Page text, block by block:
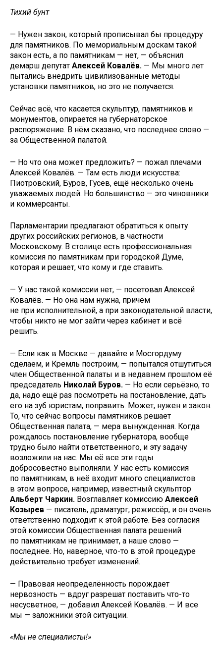
Тихий бунт
— Нужен закон, который прописывал бы процедуру
для памятников. По мемориальным доскам такой
закон есть, а по памятникам — нет, — объяснил
демарш депутат Алексей Ковалёв. — Мы много лет
пытались внедрить цивилизованные методы
установки памятников, но это не получается.
Сейчас всё, что касается скульптур, памятников и
монументов, опирается на губернаторское
распоряжение. В нём сказано, что последнее слово —
за Общественной палатой.
— Но что она может предложить? — пожал плечами
Алексей Ковалёв. — Там есть люди искусства:
Пиотровский, Буров, Гусев, ещё несколько очень
уважаемых людей. Но большинство — это чиновники
и коммерсанты.
Парламентарии предлагают обратиться к опыту
других российских регионов, в частности
Московскому. В столице есть профессиональная
комиссия по памятникам при городской Думе,
которая и решает, что кому и где ставить.
— У нас такой комиссии нет, — посетовал Алексей
Ковалёв. — Но она нам нужна, причём
не при исполнительной, а при законодательной власти,
чтобы никто не мог зайти через кабинет и всё
решить.
— Если как в Москве — давайте и Мосгордуму
сделаем, и Кремль построим, — попытался отшутиться
член Общественной палаты и в недавнем прошлом её
председатель Николай Буров. — Но если серьёзно, то
да, надо ещё раз посмотреть на постановление, дать
его на зуб юристам, поправить. Может, нужен и закон.
То, что сейчас вопросы памятников решает
Общественная палата, — мера вынужденная. Когда
рождалось постановление губернатора, вообще
трудно было найти ответственного, и эту задачу
возложили на нас. Мы её все эти годы
добросовестно выполняли. У нас есть комиссия
по памятникам, в неё входит много специалистов
в этом вопросе, например, известный скульптор
Альберт Чаркин. Возглавляет комиссию Алексей
Козырев — писатель, драматург, режиссёр, и он очень
ответственно подходит к этой работе. Без согласия
этой комиссии Общественная палата решений
по памятникам не принимает, а наше слово —
последнее. Но, наверное, что-то в этой процедуре
действительно требует изменений.
— Правовая неопределённость порождает
нервозность — вдруг разрешат поставить что-то
несусветное, — добавил Алексей Ковалёв. — И все
мы — заложники этой ситуации.
«Мы не специалисты!»